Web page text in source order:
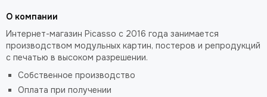
О компании
Интернет-магазин Picasso с 2016 года занимается
производством модульных картин, постеров и репродукций
с печатью в высоком разрешении.
Собственное производство
Оплата при получении